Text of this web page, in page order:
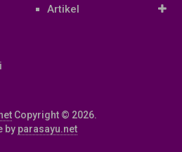
Artikel
Copyright © 2026.
by parasayu.net